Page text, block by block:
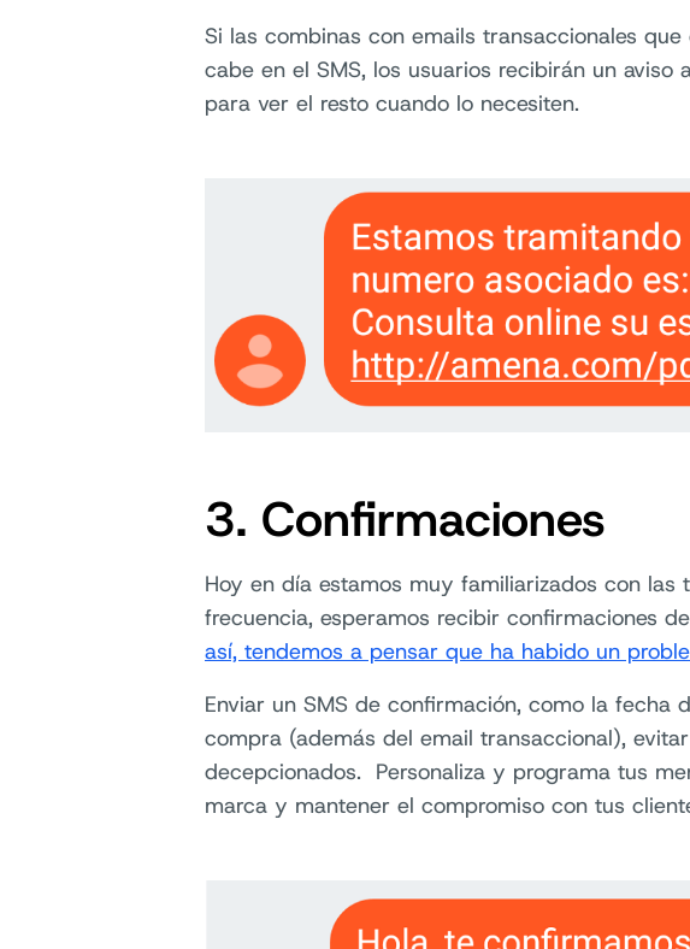
Si las combinas con emails transaccionales
cabe en el SMS, los usuarios recibirán un
para ver el resto cuando lo necesiten.
3. Confirmaciones
Hoy en día estamos muy familiarizados con las
frecuencia, esperamos recibir confirmaciones
así, tendemos a pensar que ha habido un
Enviar un SMS de confirmación, como la fecha
compra (además del email transaccional),
decepcionados. Personaliza y programa tus
marca y mantener el compromiso con tus